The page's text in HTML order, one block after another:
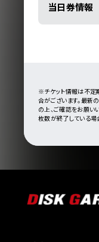
当日券情報
※チケット情報は不定
合がございます。最新
の上、ご確認をお願い
枚数が終了している場